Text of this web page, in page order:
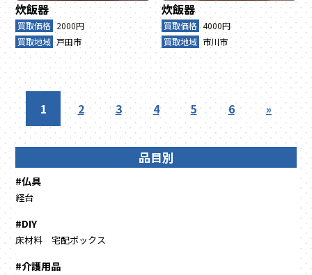
炊飯器
買取価格 2000円
買取地域 戸田市
炊飯器
買取価格 4000円
買取地域 市川市
1 2 3 4 5 6 »
品目別
#仏具
経台
#DIY
床材料 宅配ボックス
#介護用品